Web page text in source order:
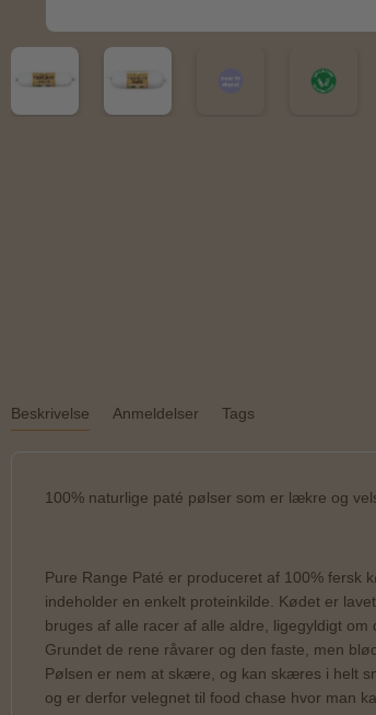
Beskrivelse Anmeldelser Tags
100% naturlige paté pølser som er lækre og
Pure Range Paté er produceret af 100% fersk
indeholder en enkelt proteinkilde. Kødet er
bruges af alle racer af alle aldre, ligegyldigt
Grundet de rene råvarer og den faste, men
Pølsen er nem at skære, og kan skæres i helt
og er derfor velegnet til food chase hvor man